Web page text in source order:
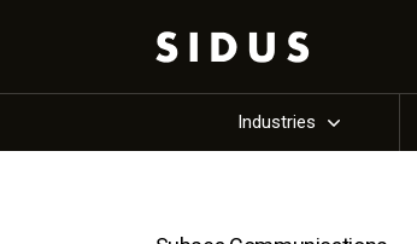
Industries